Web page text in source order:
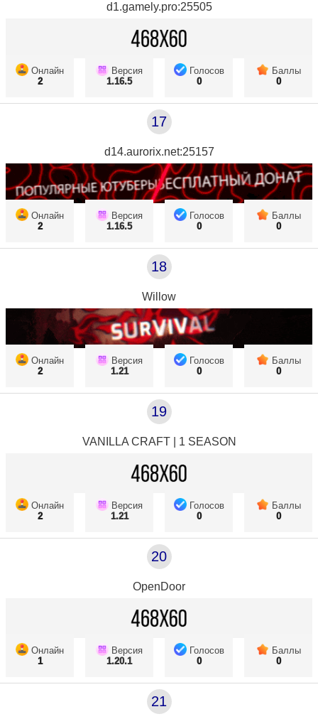
d1.gamely.pro:25505
Онлайн
2
Версия
1.16.5
Голосов
0
Баллы
0
17
d14.aurorix.net:25157
Онлайн
2
Версия
1.16.5
Голосов
0
Баллы
0
18
Willow
Онлайн
2
Версия
1.21
Голосов
0
Баллы
0
19
VANILLA CRAFT | 1 SEASON
Онлайн
2
Версия
1.21
Голосов
0
Баллы
0
20
OpenDoor
Онлайн
1
Версия
1.20.1
Голосов
0
Баллы
0
21